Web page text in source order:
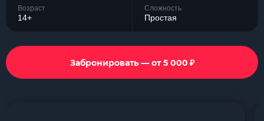
Возраст
14+
Сложность
Простая
Забронировать — от 5 000 ₽